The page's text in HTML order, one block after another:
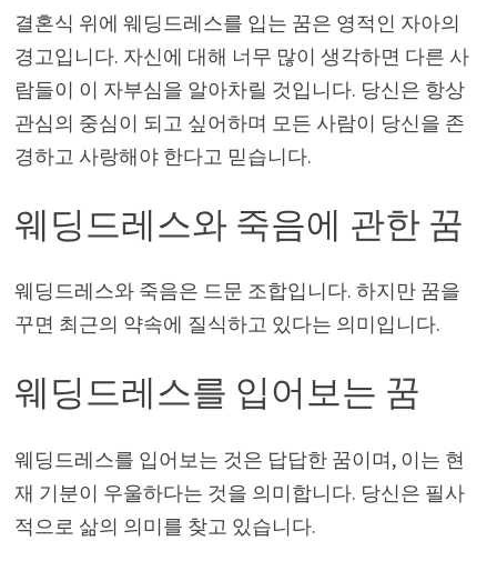
결혼식 위에 웨딩드레스를 입는 꿈은 영적인 자아의
경고입니다. 자신에 대해 너무 많이 생각하면 다른 사
람들이 이 자부심을 알아차릴 것입니다. 당신은 항상
관심의 중심이 되고 싶어하며 모든 사람이 당신을 존
경하고 사랑해야 한다고 믿습니다.
웨딩드레스와 죽음에 관한 꿈
웨딩드레스와 죽음은 드문 조합입니다. 하지만 꿈을
꾸면 최근의 약속에 질식하고 있다는 의미입니다.
웨딩드레스를 입어보는 꿈
웨딩드레스를 입어보는 것은 답답한 꿈이며, 이는 현
재 기분이 우울하다는 것을 의미합니다. 당신은 필사
적으로 삶의 의미를 찾고 있습니다.